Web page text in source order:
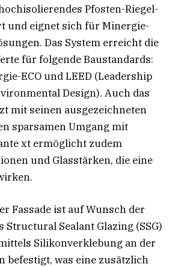
Pfosten-Riegel-
und eignet sich für Minergie-
Das System erreicht die
für folgende Baustandards:
ECO und LEED (Leadership
Design). Auch das
mit seinen ausgezeichneten
sparsamen Umgang mit
xt ermöglicht zudem
und Glasstärken, die eine
Fassade ist auf Wunsch der
Sealant Glazing (SSG)
Silikonverklebung an der
befestigt, was eine zusätzlich